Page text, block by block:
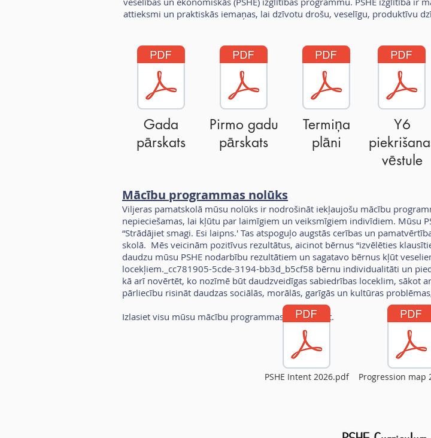
attieksmi un praktiskās iemaņas, lai dzīvotu drošu, veselīgu, produktīvu
Gada
pārskats
Pirmo gadu
pārskats
Termiņa
plāni
Y6
vēstule
Mācību programmas nolūks
Viljeras pamatskolā mūsu nolūks ir nodrošināt iekļaujošu mācību
nepieciešamas, lai kļūtu par laimīgiem un veiksmīgiem indivīdiem. Mūsu
“Strādājiet smagi. Esi laipns.' Tas atspoguļo augstās cerības un
skolā. Mēs veicinām pozitīvus rezultātus, aicinot bērnus “izvēlēties
daudzu mūsu PSHE nodarbību rezultātiem un sagatavo bērnus kļūt
locekļiem._cc781905-5cde-3194-bb3d_b5cf58 bērnu individualitāti un
kā arī novērtēt, ko nozīmē būt daudzveidīgas sabiedrības loceklim, sākot
pārliecību risināt daudzas sociālās, morālās, garīgās un kultūras
Izlasiet visu mūsu mācību programmas nolūku šeit.
PSHE Intent 2026.pdf Progression map